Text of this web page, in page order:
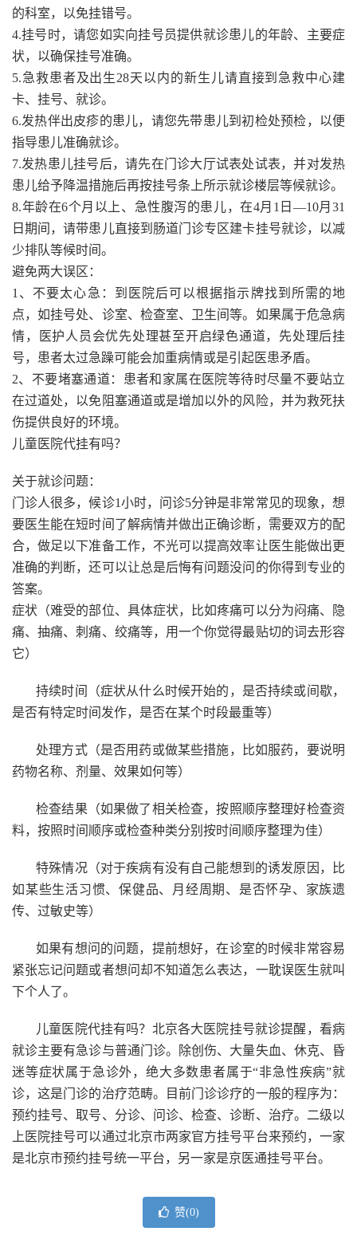
的科室，以免挂错号。
4.挂号时，请您如实向挂号员提供就诊患儿的年龄、主要症
状，以确保挂号准确。
5.急救患者及出生28天以内的新生儿请直接到急救中心建
卡、挂号、就诊。
6.发热伴出皮疹的患儿，请您先带患儿到初检处预检，以便
指导患儿准确就诊。
7.发热患儿挂号后，请先在门诊大厅试表处试表，并对发热
患儿给予降温措施后再按挂号条上所示就诊楼层等候就诊。
8.年龄在6个月以上、急性腹泻的患儿，在4月1日—10月31
日期间，请带患儿直接到肠道门诊专区建卡挂号就诊，以减
少排队等候时间。
避免两大误区：
1、不要太心急：到医院后可以根据指示牌找到所需的地
点，如挂号处、诊室、检查室、卫生间等。如果属于危急病
情，医护人员会优先处理甚至开启绿色通道，先处理后挂
号，患者太过急躁可能会加重病情或是引起医患矛盾。
2、不要堵塞通道：患者和家属在医院等待时尽量不要站立
在过道处，以免阻塞通道或是增加以外的风险，并为救死扶
伤提供良好的环境。
儿童医院代挂有吗？
关于就诊问题：
门诊人很多，候诊1小时，问诊5分钟是非常常见的现象，想
要医生能在短时间了解病情并做出正确诊断，需要双方的配
合，做足以下准备工作，不光可以提高效率让医生能做出更
准确的判断，还可以让总是后悔有问题没问的你得到专业的
答案。
症状（难受的部位、具体症状，比如疼痛可以分为闷痛、隐
痛、抽痛、刺痛、绞痛等，用一个你觉得最贴切的词去形容
它）
持续时间（症状从什么时候开始的，是否持续或间歇，
是否有特定时间发作，是否在某个时段最重等）
处理方式（是否用药或做某些措施，比如服药，要说明
药物名称、剂量、效果如何等）
检查结果（如果做了相关检查，按照顺序整理好检查资
料，按照时间顺序或检查种类分别按时间顺序整理为佳）
特殊情况（对于疾病有没有自己能想到的诱发原因，比
如某些生活习惯、保健品、月经周期、是否怀孕、家族遗
传、过敏史等）
如果有想问的问题，提前想好，在诊室的时候非常容易
紧张忘记问题或者想问却不知道怎么表达，一耽误医生就叫
下个人了。
儿童医院代挂有吗？北京各大医院挂号就诊提醒，看病
就诊主要有急诊与普通门诊。除创伤、大量失血、休克、昏
迷等症状属于急诊外，绝大多数患者属于“非急性疾病”就
诊，这是门诊的治疗范畴。目前门诊诊疗的一般的程序为：
预约挂号、取号、分诊、问诊、检查、诊断、治疗。二级以
上医院挂号可以通过北京市两家官方挂号平台来预约，一家
是北京市预约挂号统一平台，另一家是京医通挂号平台。
赞(0)